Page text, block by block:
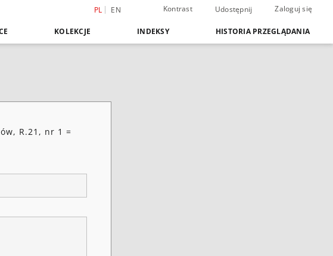
PL EN Kontrast Udostępnij Zaloguj się
KOLEKCJE INDEKSY HISTORIA PRZEGLĄDANIA
R.21, nr 1 =